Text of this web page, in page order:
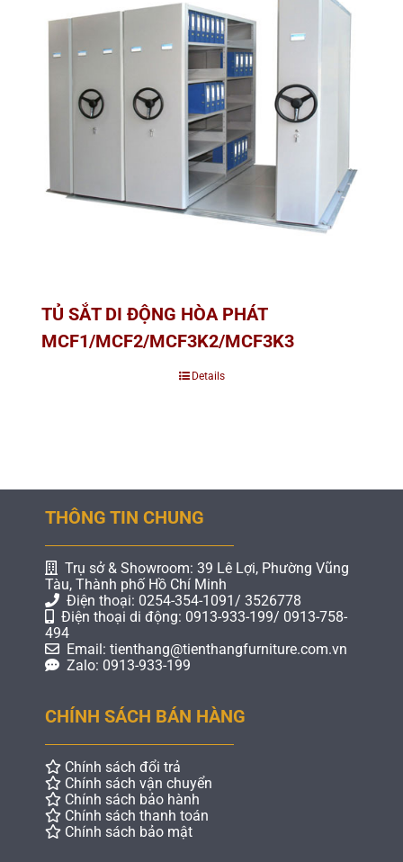
TỦ SẮT DI ĐỘNG HÒA PHÁT
MCF1/MCF2/MCF3K2/MCF3K3
Details
THÔNG TIN CHUNG
Trụ sở & Showroom: 39 Lê Lợi, Phường Vũng
Tàu, Thành phố Hồ Chí Minh
Điện thoại: 0254-354-1091/ 3526778
Điện thoại di động: 0913-933-199/ 0913-758-
494
Email: tienthang@tienthangfurniture.com.vn
Zalo: 0913-933-199
CHÍNH SÁCH BÁN HÀNG
Chính sách đổi trả
Chính sách vận chuyển
Chính sách bảo hành
Chính sách thanh toán
Chính sách bảo mật